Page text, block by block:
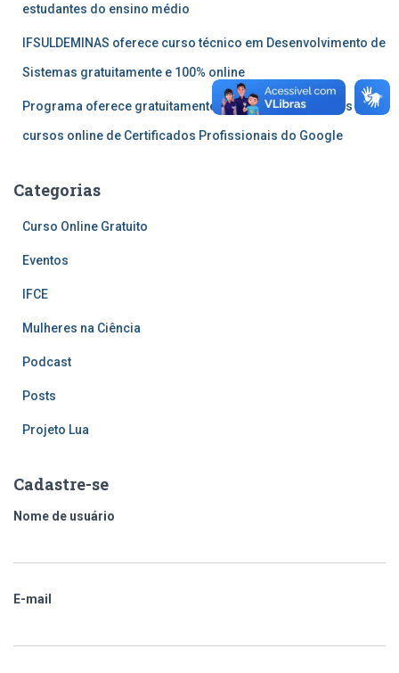
estudantes do ensino médio
IFSULDEMINAS oferece curso técnico em Desenvolvimento de
Sistemas gratuitamente e 100% online
Programa oferece gratuitamente 60 mil bolsas integrais para
cursos online de Certificados Profissionais do Google
Categorias
Curso Online Gratuito
Eventos
IFCE
Mulheres na Ciência
Podcast
Posts
Projeto Lua
Cadastre-se
Nome de usuário
E-mail